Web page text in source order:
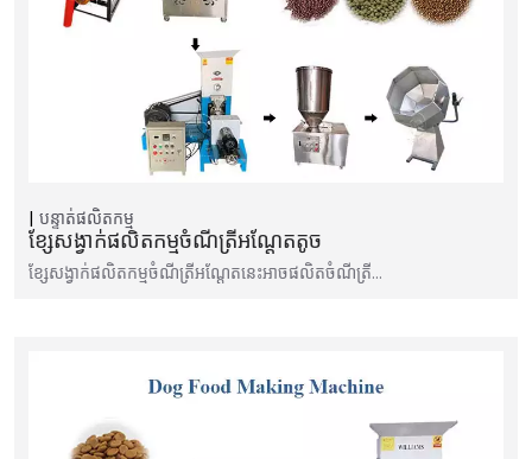
បន្ទាត់ផលិតកម្ម
ខ្សែសង្វាក់ផលិតកម្មចំណីត្រីអណ្តែតតូច
ខ្សែសង្វាក់ផលិតកម្មចំណីត្រីអណ្តែតនេះអាចផលិតចំណីត្រី…